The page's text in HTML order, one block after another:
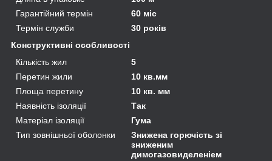
Гарантійний термін
60 міс
Термін служби
30 років
Конструктивні особливості
Кількість жил
5
Перетин жили
10 кв.мм
Площа перетину
10 кв. мм
Наявність ізоляції
Так
Матеріал ізоляції
Гума
Тип зовнішньої оболонки
Знижена горючість зі
зниженим
димогазовиделеніем